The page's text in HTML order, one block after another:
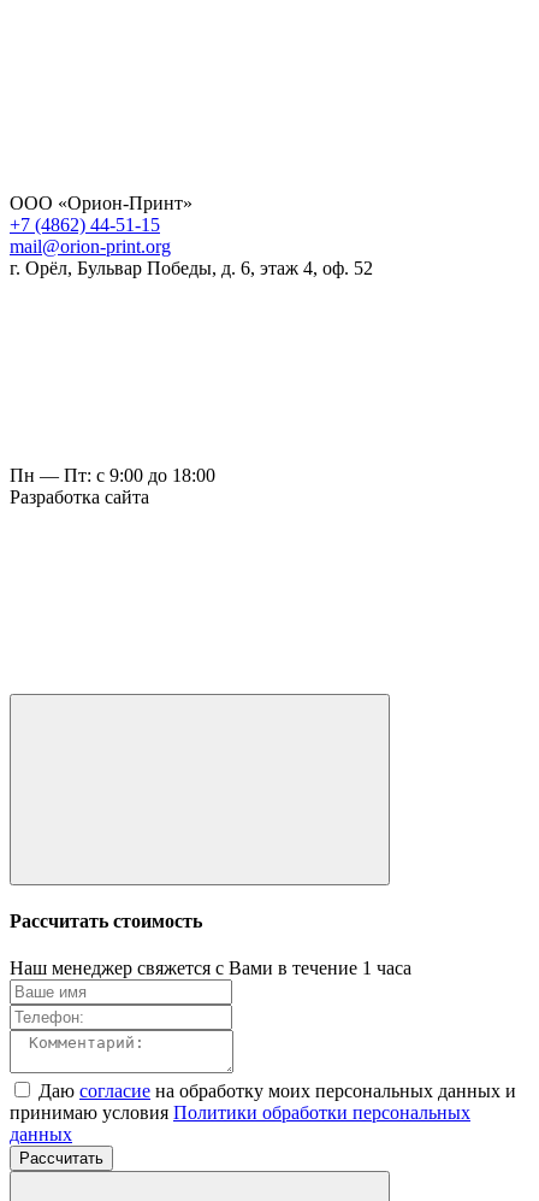
ООО «Орион-Принт»
+7 (4862) 44-51-15
mail@orion-print.org
г. Орёл, Бульвар Победы, д. 6, этаж 4, оф. 52
Пн — Пт: с 9:00 до 18:00
Разработка сайта
Рассчитать стоимость
Наш менеджер свяжется с Вами в течение 1 часа
Даю согласие на обработку моих персональных данных и
принимаю условия Политики обработки персональных
данных
Рассчитать